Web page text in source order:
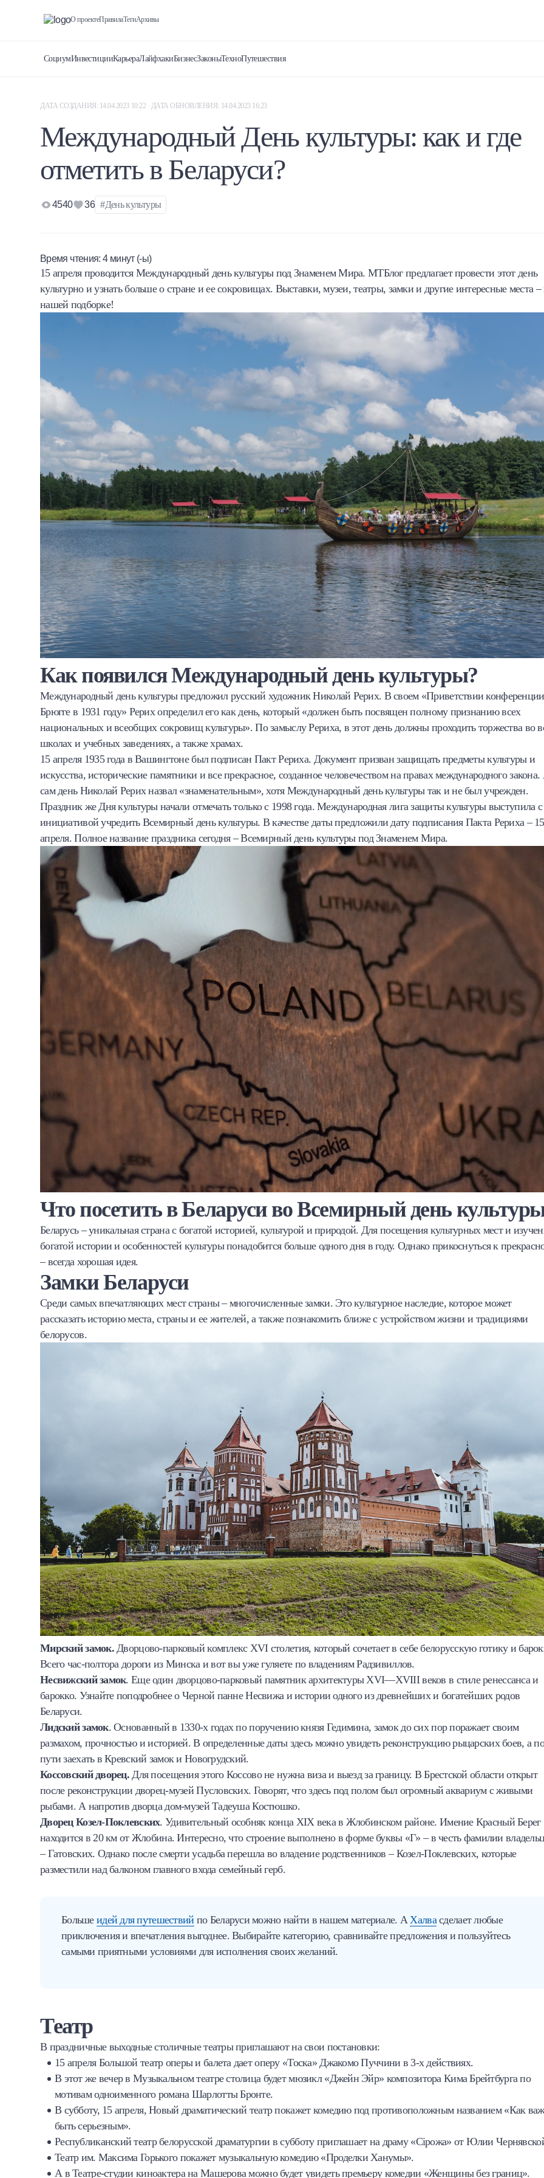
О проектеПравилаТегиАрхивы
СоциумИнвестицииКарьераЛайфхакиБизнесЗаконыТехноПутешествия
Халва
Онлайн-обменник
Мобильный банк MOBY
Потребительский кредит
Карта КАКТУС
Продукты для Бизнеса
ДАТА СОЗДАНИЯ: 14.04.2023 10:22 · ДАТА ОБНОВЛЕНИЯ: 14.04.2023 16:23
Международный День культуры: как и где
отметить в Беларуси?
4540 36 #День культуры
Время чтения:4 минут (-ы)
15 апреля проводится Международный день культуры под Знаменем Мира. МТБлог предлагает провести этот день
культурно и узнать больше о стране и ее сокровищах. Выставки, музеи, театры, замки и другие интересные места –
нашей подборке!
Как появился Международный день культуры?
Международный день культуры предложил русский художник Николай Рерих. В своем «Приветствии
Брюгге в 1931 году» Рерих определил его как день, который «должен быть посвящен полному признанию всех
национальных и всеобщих сокровищ культуры». По замыслу Рериха, в этот день должны проходить торжества во
школах и учебных заведениях, а также храмах.
15 апреля 1935 года в Вашингтоне был подписан Пакт Рериха. Документ призван защищать предметы культуры и
искусства, исторические памятники и все прекрасное, созданное человечеством на правах международного
сам день Николай Рерих назвал «знаменательным», хотя Международный день культуры так и не был учрежден.
Праздник же Дня культуры начали отмечать только с 1998 года. Международная лига защиты культуры выступила с
инициативой учредить Всемирный день культуры. В качестве даты предложили дату подписания Пакта Рериха – 15
апреля. Полное название праздника сегодня – Всемирный день культуры под Знаменем Мира.
Что посетить в Беларуси во Всемирный день
Беларусь – уникальная страна с богатой историей, культурой и природой. Для посещения культурных мест и
богатой истории и особенностей культуры понадобится больше одного дня в году. Однако прикоснуться к
– всегда хорошая идея.
Замки Беларуси
Среди самых впечатляющих мест страны – многочисленные замки. Это культурное наследие, которое может
рассказать историю места, страны и ее жителей, а также познакомить ближе с устройством жизни и традициями
белорусов.
Мирский замок.Дворцово-парковый комплекс XVI столетия, который сочетает в себе белорусскую готику и
Всего час-полтора дороги из Минска и вот вы уже гуляете по владениям Радзивиллов.
Несвижский замок. Еще один дворцово-парковый памятник архитектуры XVI—XVIII веков в стиле ренессанса и
барокко. Узнайте поподробнее о Черной панне Несвижа и истории одного из древнейших и богатейших родов
Беларуси.
Лидский замок. Основанный в 1330-х годах по поручению князя Гедимина, замок до сих пор поражает своим
размахом, прочностью и историей. В определенные даты здесь можно увидеть реконструкцию рыцарских боев, а по
пути заехать в Кревский замок и Новогрудский.
Коссовский дворец. Для посещения этого Коссово не нужна виза и выезд за границу. В Брестской области открыт
после реконструкции дворец-музей Пусловских. Говорят, что здесь под полом был огромный аквариум с живыми
рыбами. А напротив дворца дом-музей Тадеуша Костюшко.
Дворец Козел-Поклевских. Удивительный особняк конца XIX века в Жлобинском районе. Имение Красный Берег
находится в 20 км от Жлобина. Интересно, что строение выполнено в форме буквы «Г» – в честь фамилии
– Гатовских. Однако после смерти усадьба перешла во владение родственников – Козел-Поклевских, которые
разместили над балконом главного входа семейный герб.
Больше идей для путешествий по Беларуси можно найти в нашем материале. АХалвасделает любые
приключения и впечатления выгоднее. Выбирайте категорию, сравнивайте предложения и пользуйтесь
самыми приятными условиями для исполнения своих желаний.
Театр
В праздничные выходные столичные театры приглашают на свои постановки:
15 апреля Большой театр оперы и балета дает оперу «Тоска» Джакомо Пуччини в 3-х действиях.
В этот же вечер в Музыкальном театре столица будет мюзикл «Джейн Эйр» композитора Кима Брейтбурга по
мотивам одноименного романа Шарлотты Бронте.
В субботу, 15 апреля, Новый драматический театр покажет комедию под противоположным названием «Как
быть серьезным».
Республиканский театр белорусской драматургии в субботу приглашает на драму «Сірожа» от Юлии
Театр им. Максима Горького покажет музыкальную комедию «Проделки Ханумы».
А в Театре-студии киноактера на Машерова можно будет увидеть премьеру комедии «Женщины без границ».